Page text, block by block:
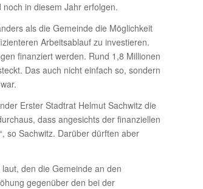
in diesem Jahr erfolgen.
als die Gemeinde die Möglichkeit
Arbeitsablauf zu investieren.
finanziert werden. Rund 1,8 Millionen
Das auch nicht einfach so, sondern
Erster Stadtrat Helmut Sachwitz die
dass angesichts der finanziellen
so Sachwitz. Darüber dürften aber
den die Gemeinde an den
gegenüber den bei der